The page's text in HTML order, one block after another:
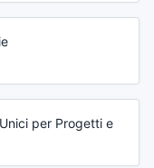
per Progetti e